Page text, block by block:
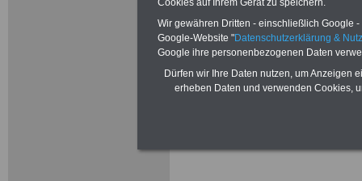
Zur Übersicht
Wir gewähren Dritten - einschließlich Google
Google-Website "Datenschutzerklärung &
Google ihre personenbezogenen Daten
Dürfen wir Ihre Daten nutzen, um Anzeigen
erheben Daten und verwenden Cookies,